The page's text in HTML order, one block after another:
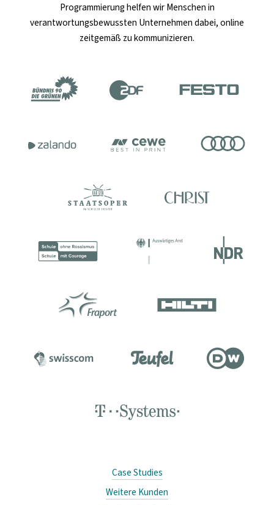
Programmierung helfen wir Menschen in
verantwortungsbewussten Unternehmen dabei, online
zeitgemäß zu kommunizieren.
Case Studies
Weitere Kunden